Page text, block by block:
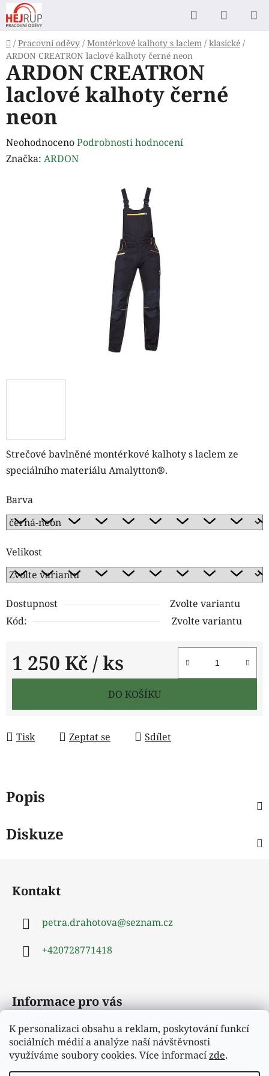
K personalizaci obsahu a reklam, poskytování funkcí
sociálních médií a analýze naší návštěvnosti
využíváme soubory cookies. Více informacízde.
Přejít
na
obsah
Hledat
KOŠÍK
Domů
/ Pracovní oděvy / Montérkové kalhoty s laclem / klasické /
ARDON CREATRON laclové kalhoty černé neon
Strečové bavlněné montérkové kalhoty s laclem ze
speciálního materiálu Amalytton®.
Barva
Velikost
Dostupnost
Zvolte variantu
Kód:
Zvolte variantu
1 250 Kč / ks
Měrná cena:
DO KOŠÍKU
Tisk Zeptat se Sdílet
ARDON CREATRON
laclové kalhoty černé
neon
Průměrné
hodnocení
NeohodnocenoPodrobnosti hodnocení
Značka: ARDON
Popis
Diskuze
Kontakt
petra.drahotova@seznam.cz
+420728771418
Informace pro vás
Obchodní podmínky
Podmínky ochrany osobních údajů
Moje objednávka